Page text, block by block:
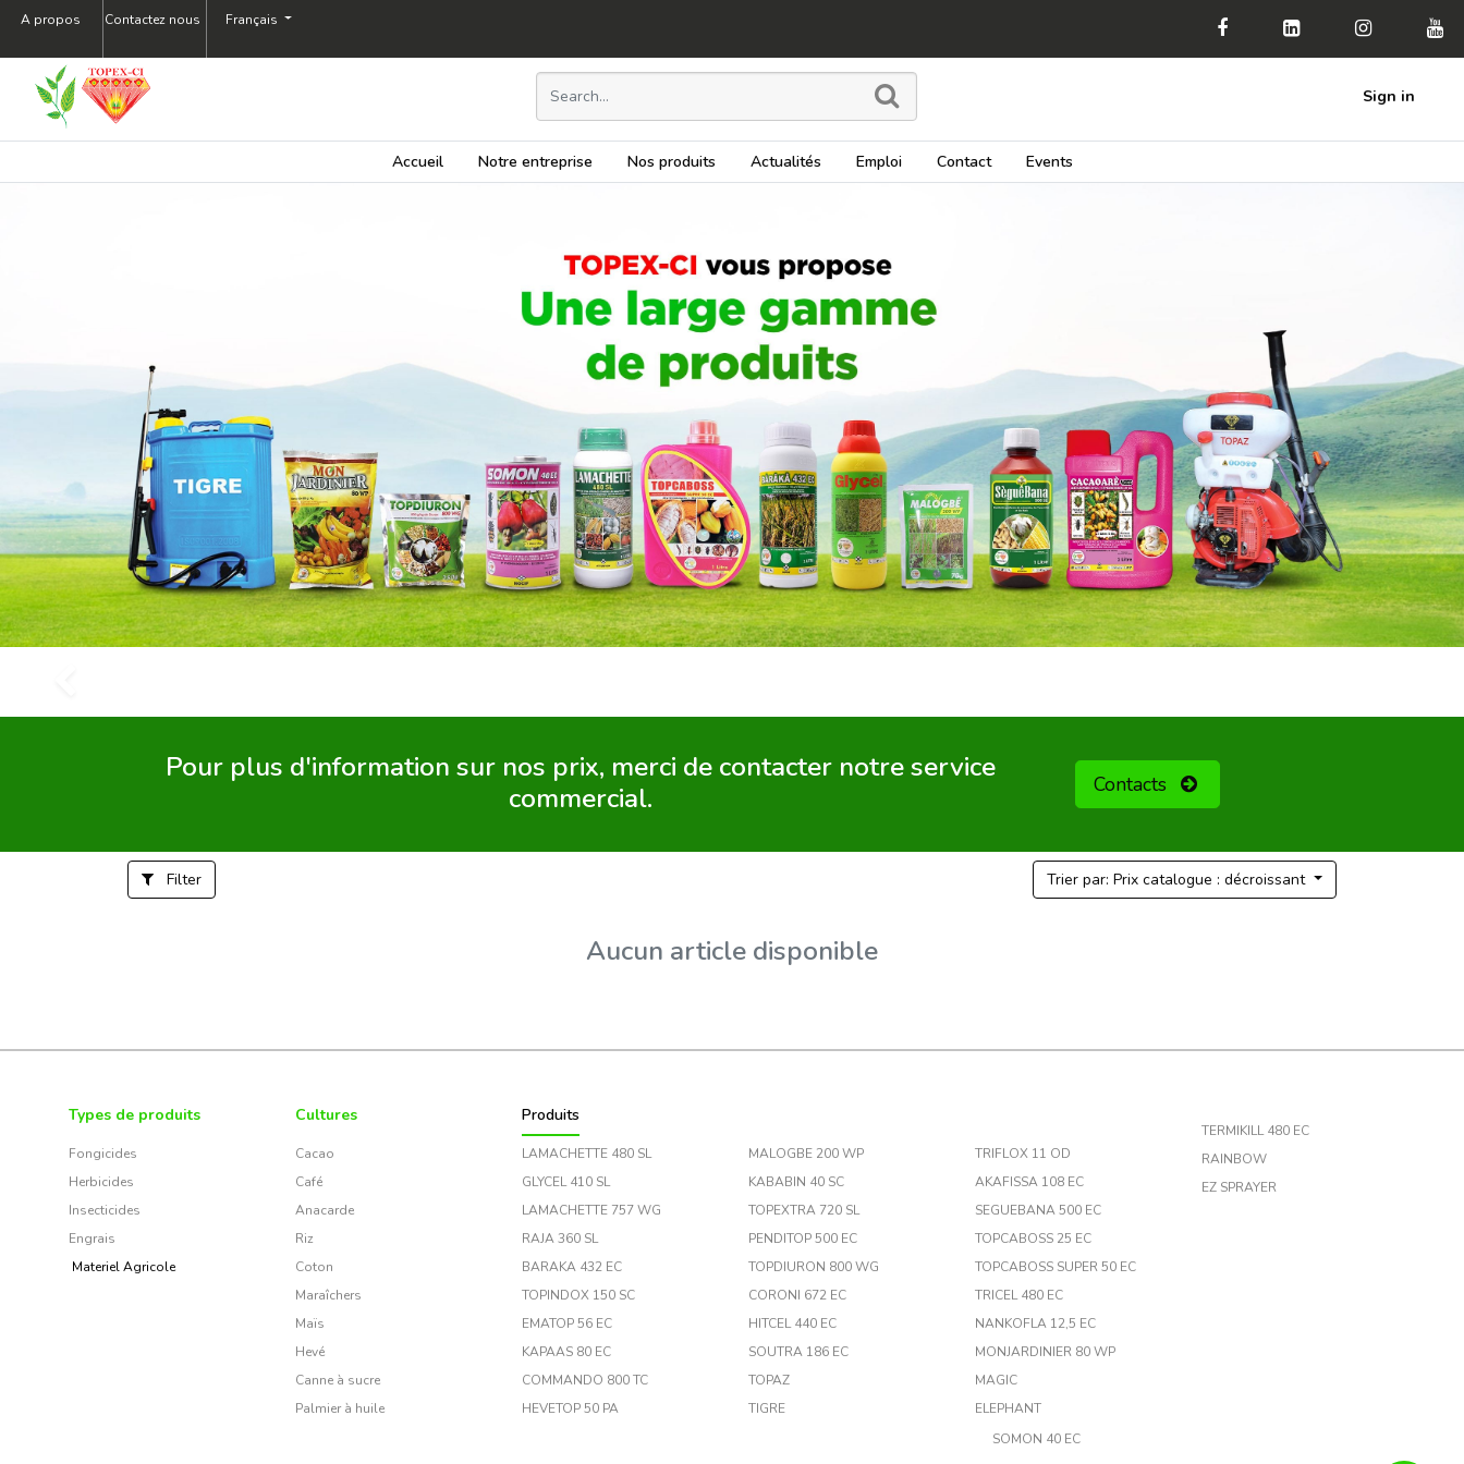
A propos Contactez nous Français
Sign in
Accueil Notre entreprise Nos produits Actualités Emploi Contact Events
Pour plus d'information sur nos prix, merci de contacter notre service
commercial.
Contacts
Filter Trier par: Prix catalogue : décroissant
les
produits
Fongicides
Aucun article disponible
Types de produits
Fongicides
Herbicides
Insecticides
Engrais
Materiel Agricole
Cultures
Cacao
Café
Anacarde
Riz
Coton
Maraîchers
Maïs
Hevé
Canne à sucre
Palmier à huile
Produits
LAMACHETTE 480 SL
GLYCEL 410 SL
LAMACHETTE 757 WG
RAJA 360 SL
BARAKA 432 EC
TOPINDOX 150 SC
EMATOP 56 EC
KAPAAS 80 EC
COMMANDO 800 TC
HEVETOP 50 PA
MALOGBE 200 WP
KABABIN 40 SC
TOPEXTRA 720 SL
PENDITOP 500 EC
TOPDIURON 800 WG
CORONI 672 EC
HITCEL 440 EC
SOUTRA 186 EC
TOPAZ
TIGRE
TRIFLOX 11 OD
AKAFISSA 108 EC
SEGUEBANA 500 EC
TOPCABOSS 25 EC
TOPCABOSS SUPER 50 EC
TRICEL 480 EC
NANKOFLA 12,5 EC
MONJARDINIER 80 WP
MAGIC
ELEPHANT
SOMON 40 EC
TERMIKILL 480 EC
RAINBOW
EZ SPRAYER